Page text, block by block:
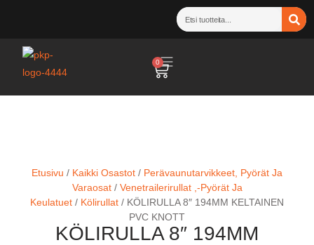
0
Etusivu / Kaikki Osastot / Perävaunutarvikkeet, Pyörät Ja
Varaosat/ Venetrailerirullat ,-Pyörät Ja
Keulatuet / Kölirullat / KÖLIRULLA 8″ 194MM KELTAINEN
PVC KNOTT
KÖLIRULLA 8″ 194MM